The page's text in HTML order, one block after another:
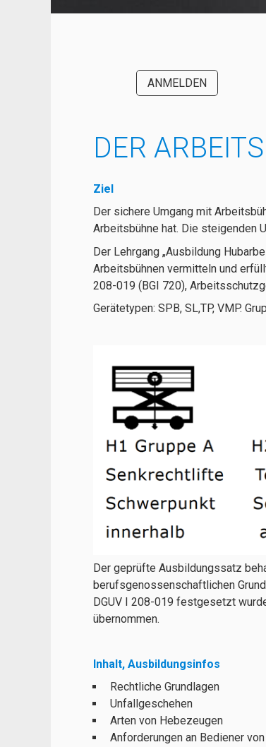
ANMELDEN
DER
Ziel
Der sichere Umgang mit
Arbeitsbühne hat. Die steigenden
Der Lehrgang „Ausbildung
Arbeitsbühnen vermitteln und
208-019 (BGI 720),
Gerätetypen: SPB, SL,TP, VMP.
Der geprüfte Ausbildungssatz
berufsgenossenschaftlichen
DGUV I 208-019 festgesetzt
übernommen.
Inhalt, Ausbildungsinfos
Rechtliche Grundlagen
Unfallgeschehen
Arten von Hebezeugen
Anforderungen an Bediener